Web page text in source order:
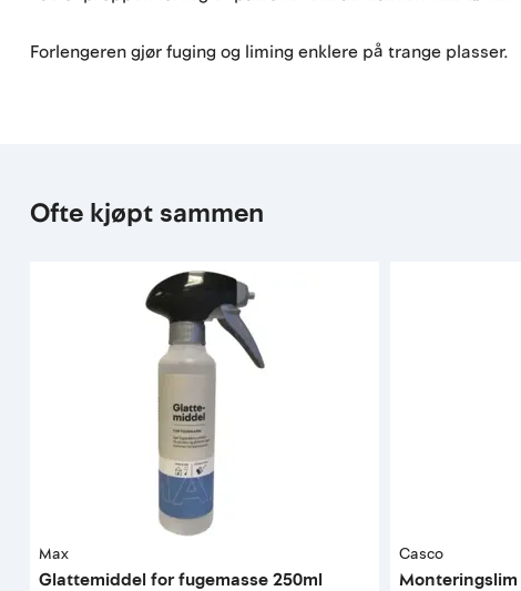
Forlengeren gjør fuging og liming enklere på trange plasser.
Ofte kjøpt sammen
Max
Glattemiddel for fugemasse 250ml
Casco